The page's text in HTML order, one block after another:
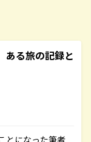
る旅の記録と
とになった筆者